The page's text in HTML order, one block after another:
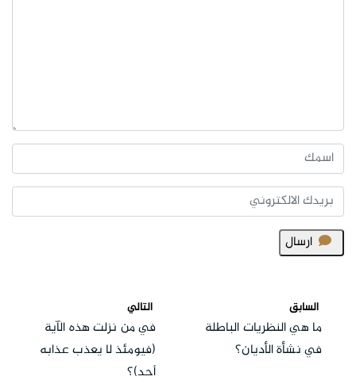
ارسال
السابق
ما هي النظريات الباطلة
في نشأة الأديان؟
التالي
في من نزلت هذه الآية
(فيومئذ لا يعذب عذابه
أحد)؟